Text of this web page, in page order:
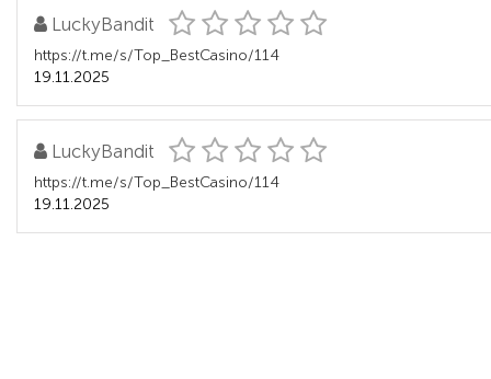
LuckyBandit
https://t.me/s/Top_BestCasino/114
19.11.2025
LuckyBandit
https://t.me/s/Top_BestCasino/114
19.11.2025